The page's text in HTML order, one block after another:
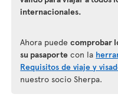
internacionales.
Ahora puedecomprobar
su pasaporte con la
Requisitos de viaje y
nuestro socio Sherpa.